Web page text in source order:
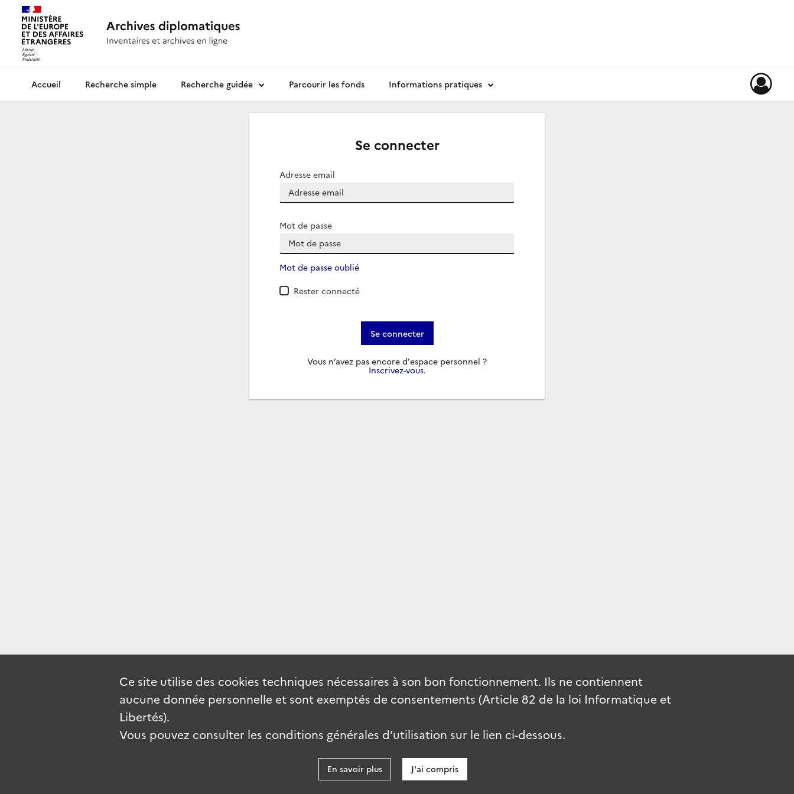
Archives diplomatiquesRecherche simple Recherche guidée Parcourir les fonds Informations pratiques
Se connecter
Adresse email
Mot de passe
Mot de passe oublié
Rester connecté
Se connecter
Vous n’avez pas encore d'espace personnel ?
Inscrivez-vous.
Ce site utilise des cookies techniques nécessaires à son bon fonctionnement. Ils ne contiennent
aucune donnée personnelle et sont exemptés de consentements (Article 82 de la loi Informatique et
Libertés).
Vous pouvez consulter les conditions générales d’utilisation sur le lien ci-dessous.
En savoir plus J'ai compris